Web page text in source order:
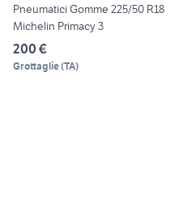
Pneumatici Gomme 225/50 R18
Michelin Primacy 3
200 €
Grottaglie(TA)